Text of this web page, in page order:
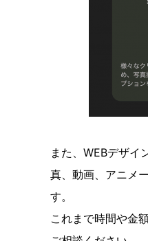
また、WEBデザイ
真、動画、アニメ
す。
これまで時間や金